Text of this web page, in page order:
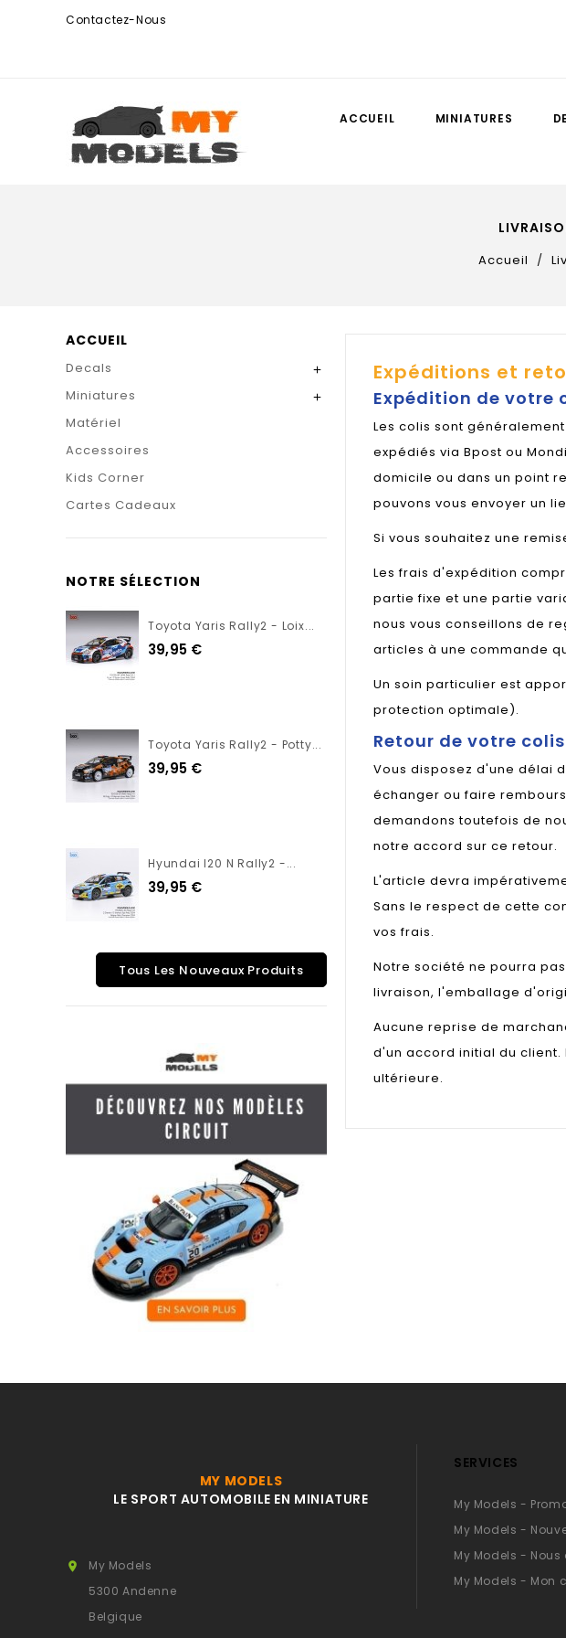
Contactez-Nous
ACCUEIL MINIATURES
Accueil
ACCUEIL
Decals 
Miniatures 
Matériel
Accessoires
Kids Corner
Cartes Cadeaux
NOTRE SÉLECTION
Toyota Yaris Rally2 - Loix...
39,95 €
Toyota Yaris Rally2 - Potty...
39,95 €
Hyundai I20 N Rally2 -...
39,95 €
Tous Les Nouveaux Produits
Expéditions et
Expédition de votre
Les colis sont
expédiés via Bpost ou
domicile ou dans un point
pouvons vous envoyer un
Si vous souhaitez une
Les frais d'expédition
partie fixe et une partie
nous vous conseillons de
articles à une commande
Un soin particulier est
protection optimale).
Retour de votre colis
Vous disposez d'une délai
échanger ou faire
demandons toutefois de
notre accord sur ce retour.
L'article devra
Sans le respect de cette
vos frais.
Notre société ne pourra
livraison, l'emballage
Aucune reprise de
d'un accord initial du client.
ultérieure.
MY MODELS
LE SPORT AUTOMOBILE EN MINIATURE

My Models
5300 Andenne
Belgique
SERVICES
My Models -
My Models -
My Models -
My Models - Mon